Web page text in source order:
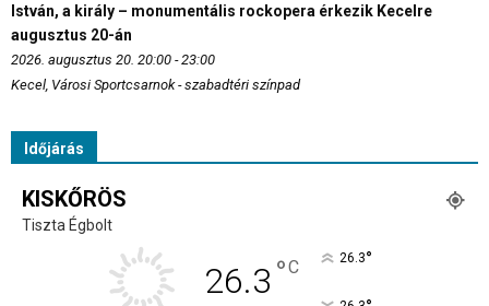
István, a király – monumentális rockopera érkezik Kecelre
augusztus 20-án
2026. augusztus 20. 20:00 - 23:00
Kecel, Városi Sportcsarnok - szabadtéri színpad
Időjárás
KISKŐRÖS
Tiszta Égbolt
26.3 °C 26.3°